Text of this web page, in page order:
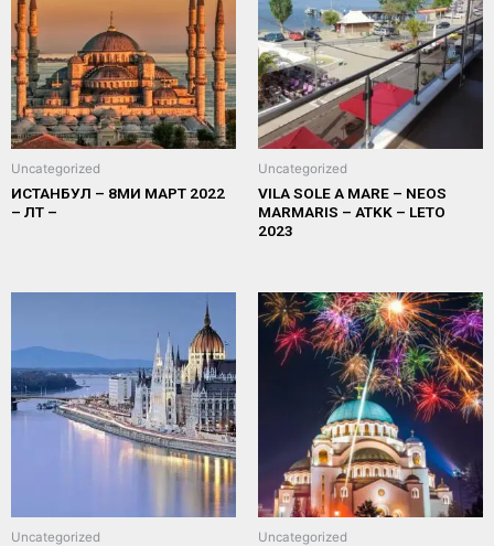
Uncategorized
ИСТАНБУЛ – 8МИ МАРТ 2022
– ЛТ –
Uncategorized
VILA SOLE A MARE – NEOS
MARMARIS – ATKK – LETO
2023
Uncategorized Uncategorized